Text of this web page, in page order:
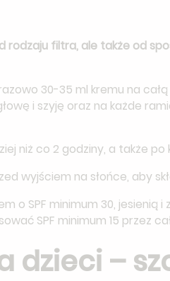
filtra, ale także od
30-35 ml kremu na
i szyję oraz na każde
niż co 2 godziny, a także
wyjściem na słońce, aby
o SPF minimum 30, jesienią
SPF minimum 15 przez
dzieci –